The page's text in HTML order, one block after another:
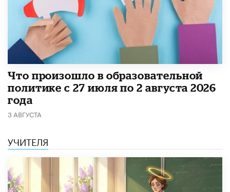
​Что произошло в образовательной
политике с 27 июля по 2 августа 2026
года
3 АВГУСТА
УЧИТЕЛЯ